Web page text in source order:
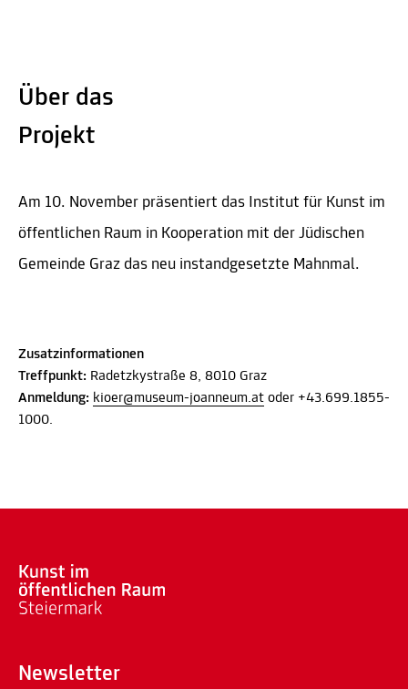
Über das
Projekt
Am 10. November präsentiert das Institut für Kunst im
öffentlichen Raum in Kooperation mit der Jüdischen
Gemeinde Graz das neu instandgesetzte Mahnmal.
Zusatzinformationen
Treffpunkt: Radetzkystraße 8, 8010 Graz
Anmeldung: kioer@museum-joanneum.at oder +43.699.1855-
1000.
Newsletter